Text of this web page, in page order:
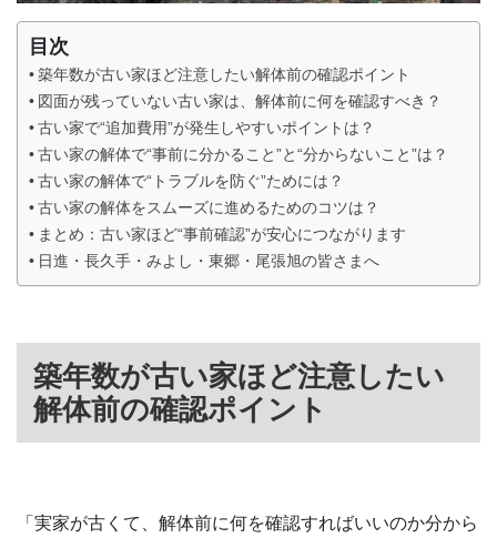
目次
築年数が古い家ほど注意したい解体前の確認ポイント
図面が残っていない古い家は、解体前に何を確認すべき？
古い家で“追加費用”が発生しやすいポイントは？
古い家の解体で“事前に分かること”と“分からないこと”は？
古い家の解体で“トラブルを防ぐ”ためには？
古い家の解体をスムーズに進めるためのコツは？
まとめ：古い家ほど“事前確認”が安心につながります
日進・長久手・みよし・東郷・尾張旭の皆さまへ
築年数が古い家ほど注意したい
解体前の確認ポイント
「実家が古くて、解体前に何を確認すればいいのか分から